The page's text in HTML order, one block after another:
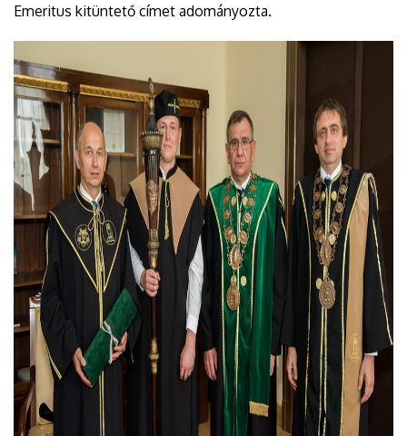
Emeritus kitüntető címet adományozta.